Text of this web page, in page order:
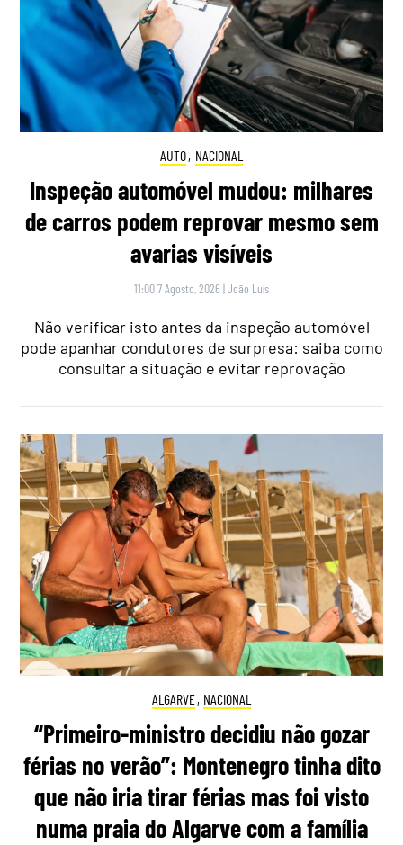
AUTO, NACIONAL
Inspeção automóvel mudou: milhares
de carros podem reprovar mesmo sem
avarias visíveis
11:00 7 Agosto, 2026 |João Luís
Não verificar isto antes da inspeção automóvel
pode apanhar condutores de surpresa: saiba como
consultar a situação e evitar reprovação
ALGARVE, NACIONAL
“Primeiro-ministro decidiu não gozar
férias no verão”: Montenegro tinha dito
que não iria tirar férias mas foi visto
numa praia do Algarve com a família